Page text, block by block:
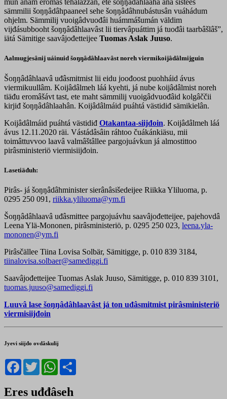
mun anam eromâš tehálâžžân, ete šoŋŋâdâhlaahâ ana sistees
sämmilii šoŋŋâdâhpaaneel sehe šoŋŋâdâhnubástusân vuáhádum
ohjelm. Sämmilij vuoigâdvuođâi huámmášumán väldim
vijđásubbooht šoŋŋâdâhlaavâst lii tiervâpuáttim já tuođâi taarbâšlâš”,
iätá Sämitige saavâjođetteijee Tuomas Aslak Juuso.
Aalmugjesânij uáinuid šoŋŋâdâhlaavâst noreh viermikoijâdâlmijguin
Šoŋŋâdâhlaavâ uđâsmitmist lii eidu joođoost puohháid ávus
viermikuullâm. Koijâdâlmeh láá kyehti, já nube koijâdâlmist noreh
tiäđu eromâšávt tast, ete maht sämmilij vuoigâdvuođâid kolgâččii
kirjiđ šoŋŋâdâhlaahân. Koijâdâlmáid puáhtá västidiđ sämikielân.
Koijâdâlmáid puáhtá västidiđ Otakantaa-siijđoin. Koijâdâlmeh láá
ávus 12.11.2020 räi. Vástádâsâin ráhtoo čuákánkiäsu, mii
toimâttuvvoo laavâ valmâštâllee pargojuávkun já almostittoo
pirâsministeriö viermisiijđoin.
Lasetiäđuh:
Pirâs- já šoŋŋâdâhminister sierânâsišedeijee Riikka Yliluoma, p.
0295 250 091, riikka.yliluoma@ym.fi
Šoŋŋâdâhlaavâ uđâsmittee pargojuávhu saavâjođetteijee, pajehovdâ
Leena Ylä-Mononen, pirâsministeriö, p. 0295 250 023, leena.yla-
mononen@ym.fi
Pirâsčällee Tiina Lovisa Solbär, Sämitigge, p. 010 839 3184,
tiinalovisa.solbaer@samediggi.fi
Saavâjođetteijee Tuomas Aslak Juuso, Sämitigge, p. 010 839 3101,
tuomas.juuso@samediggi.fi
Luuvâ lase šoŋŋâdâhlaavâst já ton uđâsmitmist pirâsministeriö
viermisiijđoin
Jyevi siijđo ovdâskulij
Facebook
TwitterWhatsApp
Eres uđđâseh